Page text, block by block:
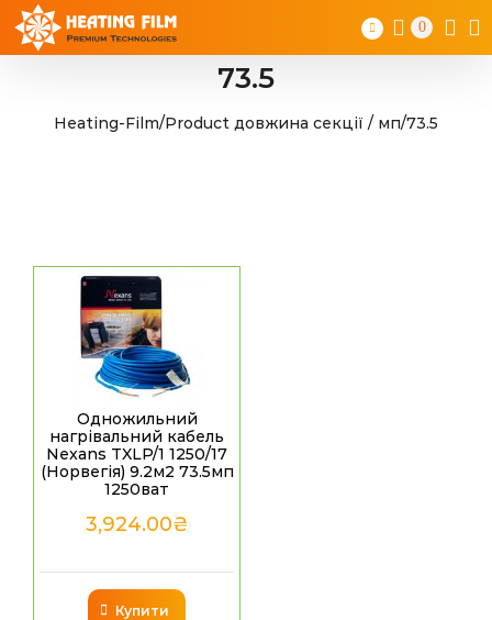
Skip
0
73.5
Heating-Film/Product довжина секції / мп/73.5
Одножильний
нагрівальний кабель
Nexans TXLP/1 1250/17
(Норвегія) 9.2м2 73.5мп
1250ват
3,924.00₴
Купити